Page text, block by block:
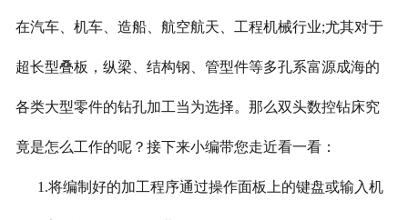
行业资讯
荣誉资质
在汽车、机车、造船、航空航天、工程机械行业;尤其对于
超长型叠板，纵梁、结构钢、管型件等多孔系富源成海的
各类大型零件的钻孔加工当为选择。那么双头数控钻床究
竟是怎么工作的呢？接下来小编带您走近看一看：
1.将编制好的加工程序通过操作面板上的键盘或输入机